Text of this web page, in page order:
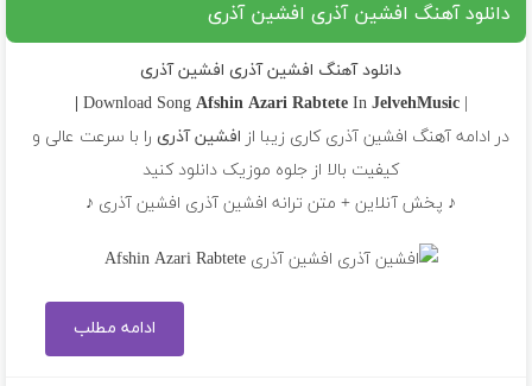
دانلود آهنگ افشین آذری افشین آذری
دانلود آهنگ افشین آذری افشین آذری
| Download Song
Afshin Azari RabteteIn JelvehMusic |
در ادامه آهنگ افشین آذری کاری زیبا از افشین آذریرا با سرعت عالی و
کیفیت بالا از جلوه موزیک دانلود کنید
♪ پخش آنلاین + متن ترانه افشین آذری افشین آذری ♪
ادامه مطلب